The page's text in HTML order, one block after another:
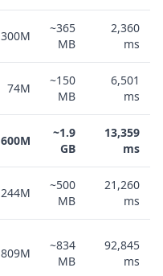
300M
~365
MB
2,360
ms
74M
~150
MB
6,501
ms
600M
~1.9
GB
13,359
ms
244M
~500
MB
21,260
ms
809M
~834
MB
92,845
ms